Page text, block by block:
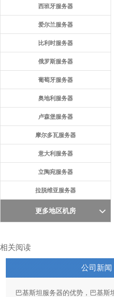
西班牙服务器
爱尔兰服务器
比利时服务器
俄罗斯服务器
葡萄牙服务器
奥地利服务器
卢森堡服务器
摩尔多瓦服务器
意大利服务器
立陶宛服务器
拉脱维亚服务器
更多地区机房
相关阅读
公司新闻
巴基斯坦服务器的优势，巴基斯